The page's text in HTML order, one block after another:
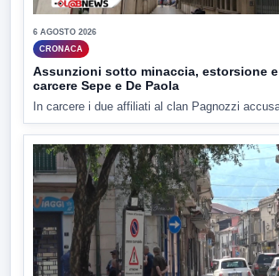
6 AGOSTO 2026
CRONACA
Assunzioni sotto minaccia, estorsione
carcere Sepe e De Paola
In carcere i due affiliati al clan Pagnozzi